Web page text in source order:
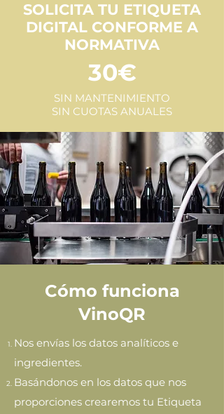
SOLICITA TU ETIQUETA
DIGITAL CONFORME A
NORMATIVA
30€
SIN MANTENIMIENTO
SIN CUOTAS ANUALES
Cómo funciona
VinoQR
Nos envías los datos analíticos e
ingredientes.
Basándonos en los datos que nos
proporciones crearemos tu Etiqueta